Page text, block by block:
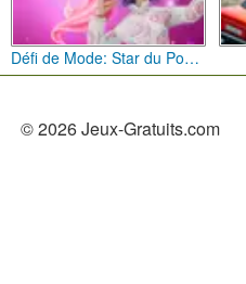
Défi de Mode: Star du Podium
© 2026 Jeux-Gratuits.com